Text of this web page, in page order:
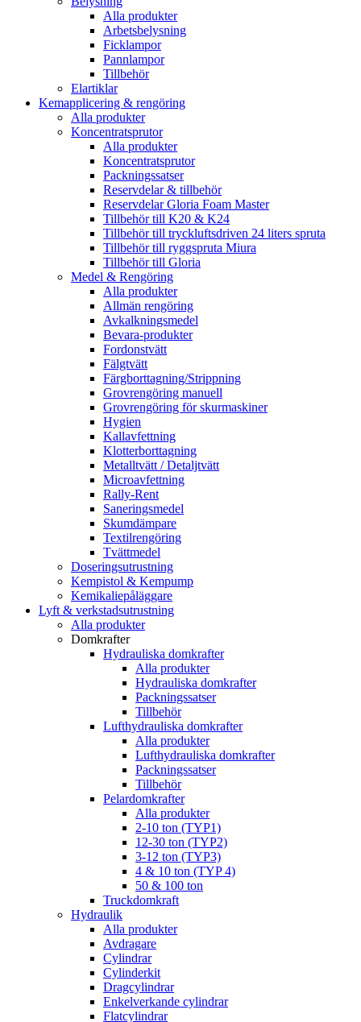
Alla produkter
Arbetsbelysning
Ficklampor
Pannlampor
Tillbehör
Elartiklar
Kemapplicering & rengöring
Alla produkter
Koncentratsprutor
Alla produkter
Koncentratsprutor
Packningssatser
Reservdelar & tillbehör
Reservdelar Gloria Foam Master
Tillbehör till K20 & K24
Tillbehör till tryckluftsdriven 24 liters spruta
Tillbehör till ryggspruta Miura
Tillbehör till Gloria
Medel & Rengöring
Alla produkter
Allmän rengöring
Avkalkningsmedel
Bevara-produkter
Fordonstvätt
Fälgtvätt
Färgborttagning/Strippning
Grovrengöring manuell
Grovrengöring för skurmaskiner
Hygien
Kallavfettning
Klotterborttagning
Metalltvätt / Detaljtvätt
Microavfettning
Rally-Rent
Saneringsmedel
Skumdämpare
Textilrengöring
Tvättmedel
Doseringsutrustning
Kempistol & Kempump
Kemikaliepåläggare
Lyft & verkstadsutrustning
Alla produkter
Domkrafter
Hydrauliska domkrafter
Alla produkter
Hydrauliska domkrafter
Packningssatser
Tillbehör
Lufthydrauliska domkrafter
Alla produkter
Lufthydrauliska domkrafter
Packningssatser
Tillbehör
Pelardomkrafter
Alla produkter
2-10 ton (TYP1)
12-30 ton (TYP2)
3-12 ton (TYP3)
4 & 10 ton (TYP 4)
50 & 100 ton
Truckdomkraft
Hydraulik
Alla produkter
Avdragare
Cylindrar
Cylinderkit
Dragcylindrar
Enkelverkande cylindrar
Flatcylindrar